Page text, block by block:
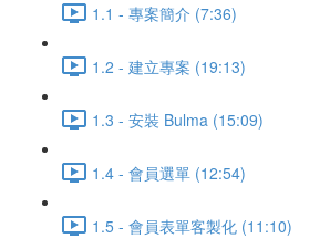
1.1 - 專案簡介 (7:36)
1.2 - 建立專案 (19:13)
1.3 - 安裝 Bulma (15:09)
1.4 - 會員選單 (12:54)
1.5 - 會員表單客製化 (11:10)